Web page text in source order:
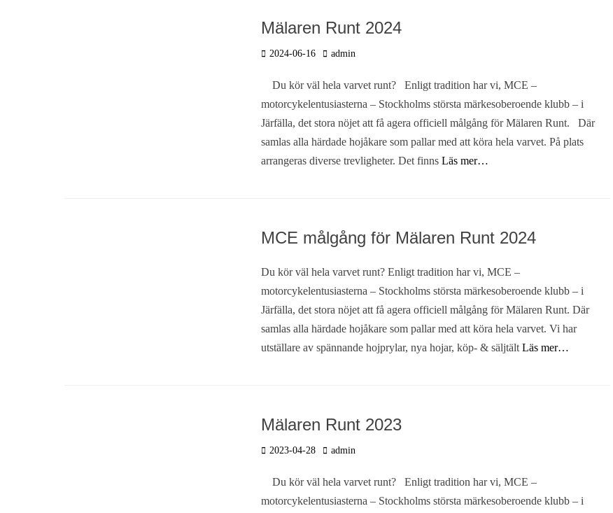
Mälaren Runt 2024
Postades
2024-06-16 Författare
admin
Du kör väl hela varvet runt? Enligt tradition har vi, MCE –
motorcykelentusiasterna – Stockholms största märkesoberoende klubb – i
Järfälla, det stora nöjet att få agera officiell målgång för Mälaren Runt. Där
samlas alla härdade hojåkare som pallar med att köra hela varvet. På plats
arrangeras diverse trevligheter. Det finns Läs mer…
MCE målgång för Mälaren Runt 2024
Du kör väl hela varvet runt? Enligt tradition har vi, MCE –
motorcykelentusiasterna – Stockholms största märkesoberoende klubb – i
Järfälla, det stora nöjet att få agera officiell målgång för Mälaren Runt. Där
samlas alla härdade hojåkare som pallar med att köra hela varvet. Vi har
utställare av spännande hojprylar, nya hojar, köp- & säljtält Läs mer…
Mälaren Runt 2023
Postades
2023-04-28 Författare
admin
Du kör väl hela varvet runt? Enligt tradition har vi, MCE –
motorcykelentusiasterna – Stockholms största märkesoberoende klubb – i